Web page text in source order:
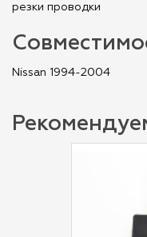
резки проводки
Nissan 1994-2004